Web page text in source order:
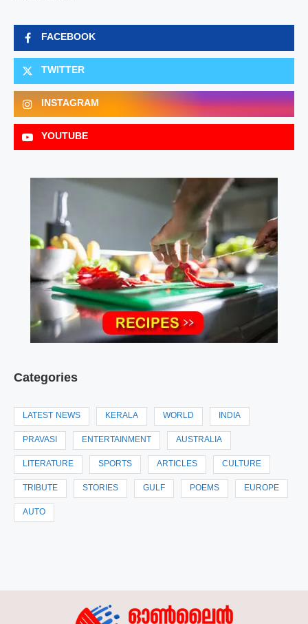
FACEBOOK
TWITTER
INSTAGRAM
YOUTUBE
Categories
LATEST NEWS KERALA WORLD INDIA
PRAVASI ENTERTAINMENT AUSTRALIA
LITERATURE SPORTS ARTICLES CULTURE
TRIBUTE STORIES GULF POEMS EUROPE
AUTO